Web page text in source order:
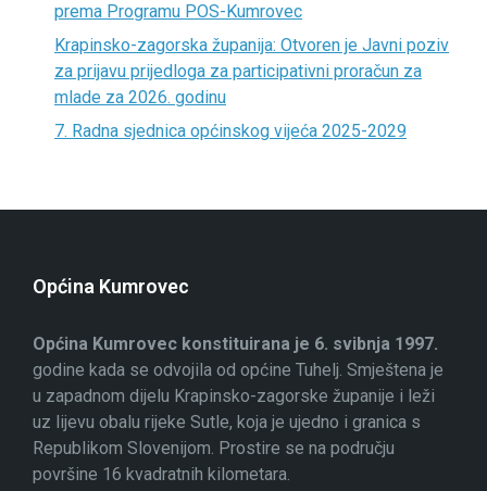
prema Programu POS-Kumrovec
Krapinsko-zagorska županija: Otvoren je Javni poziv
za prijavu prijedloga za participativni proračun za
mlade za 2026. godinu
7. Radna sjednica općinskog vijeća 2025-2029
Općina Kumrovec
Općina Kumrovec konstituirana je 6. svibnja 1997.
godine kada se odvojila od općine Tuhelj. Smještena je
u zapadnom dijelu Krapinsko-zagorske županije i leži
uz lijevu obalu rijeke Sutle, koja je ujedno i granica s
Republikom Slovenijom. Prostire se na području
površine 16 kvadratnih kilometara.